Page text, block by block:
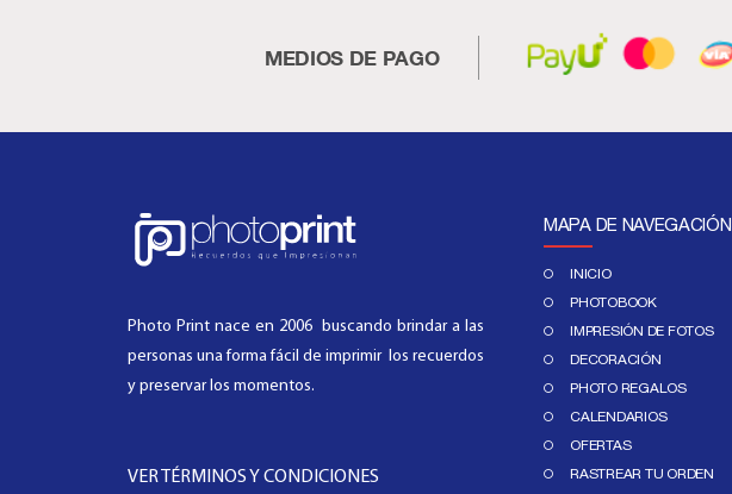
MEDIOS DE PAGO
Photo Print nace en 2006 buscando brindar a las
personas una forma fácil de imprimir los recuerdos
y preservar los momentos.
VER TÉRMINOS Y CONDICIONES
MAPA DE NAVEGACIÓN
INICIO
PHOTOBOOK
IMPRESIÓN DE FOTOS
DECORACIÓN
PHOTO REGALOS
CALENDARIOS
OFERTAS
RASTREAR TU ORDEN